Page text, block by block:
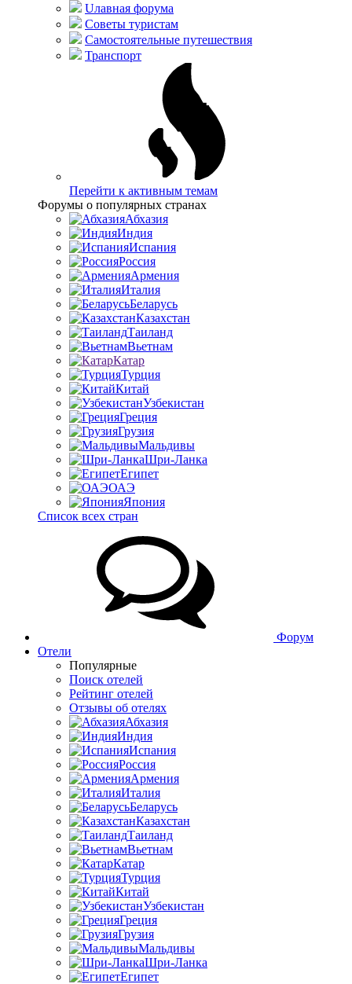
Uлавная форума
Советы туристам
Самостоятельные путешествия
Транспорт
Перейти к активным темам
Форумы о популярных странах
Абхазия
Индия
Испания
Россия
Армения
Италия
Беларусь
Казахстан
Таиланд
Вьетнам
Катар
Турция
Китай
Узбекистан
Греция
Грузия
Мальдивы
Шри-Ланка
Египет
ОАЭ
Япония
Список всех стран
Форум
Отели
Популярные
Поиск отелей
Рейтинг отелей
Отзывы об отелях
Абхазия
Индия
Испания
Россия
Армения
Италия
Беларусь
Казахстан
Таиланд
Вьетнам
Катар
Турция
Китай
Узбекистан
Греция
Грузия
Мальдивы
Шри-Ланка
Египет